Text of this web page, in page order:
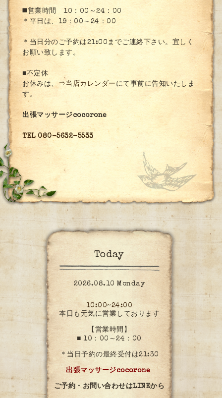
◼️営業時間 10：00～24：00
＊平日は、19：00～24：00
＊当日分のご予約は21:00までご連絡下さい。宜しく
お願い致します。
■不定休
お休みは、 ⇒当店カレンダー にて事前に告知いたしま
す。
出張マッサージcocorone
TEL 080-5632-5533
Today
2026.08.10 Monday
10:00~24:00
本日も元気に営業しております
【営業時間】
■ 10：00～24：00
＊当日予約の最終受付は21:30
出張マッサージcocorone
ご予約・お問い合わせはLINEから